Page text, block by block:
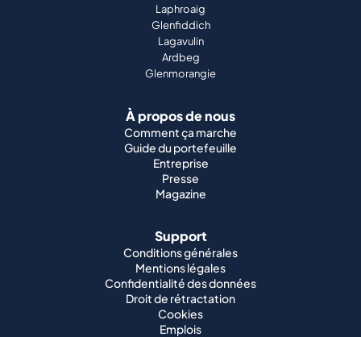
Laphroaig
Glenfiddich
Lagavulin
Ardbeg
Glenmorangie
À propos de nous
Comment ça marche
Guide du portefeuille
Entreprise
Presse
Magazine
Support
Conditions générales
Mentions légales
Confidentialité des données
Droit de rétractation
Cookies
Emplois